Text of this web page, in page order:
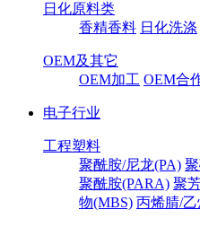
日化原料类
香精香料 日化洗涤
OEM及其它
OEM加工 OEM合
电子行业
工程塑料
聚酰胺/尼龙(PA)
聚酰胺(PARA) 聚
物(MBS) 丙烯腈/